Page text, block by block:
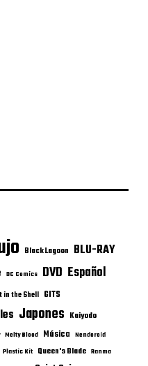
Black Lagoon BLU-RAY
DC Comics DVD Español
in the Shell GITS
Japones Kaiyodo
Melty Blood Música Nendoroid
Plastic Kit Queen's Blade Ranma